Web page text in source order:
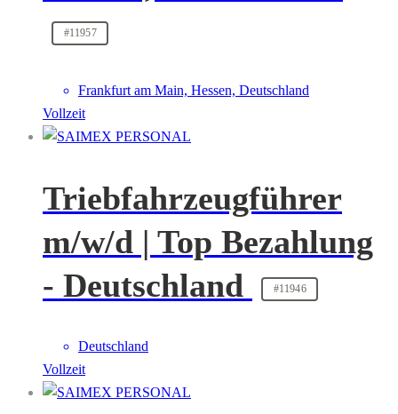
#11957
Frankfurt am Main, Hessen, Deutschland
Vollzeit
Triebfahrzeugführer
m/w/d | Top Bezahlung
- Deutschland
#11946
Deutschland
Vollzeit